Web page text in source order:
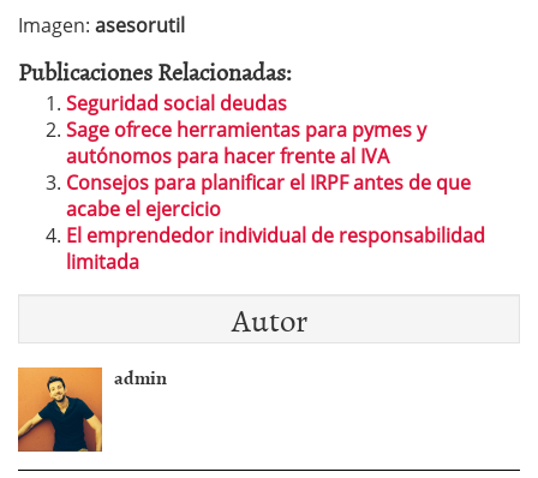
Imagen: asesorutil
Publicaciones Relacionadas:
Seguridad social deudas
Sage ofrece herramientas para pymes y
autónomos para hacer frente al IVA
Consejos para planificar el IRPF antes de que
acabe el ejercicio
El emprendedor individual de responsabilidad
limitada
Autor
admin